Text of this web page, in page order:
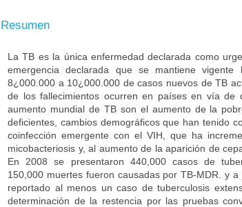
Resumen
La TB es la única enfermedad declarada como
emergencia declarada que se mantiene
8¿000.000 a 10¿000.000 de casos nuevos de TB
de los fallecimientos ocurren en países en vía de
aumento mundial de TB son el aumento de la
deficientes, cambios demográficos que han tenido
coinfección emergente con el VIH, que ha
micobacteriosis y, al aumento de la aparición de
En 2008 se presentaron 440,000 casos de
150,000 muertes fueron causadas por TB-MDR. y
reportado al menos un caso de tuberculosis
determinación de la restencia por las pruebas